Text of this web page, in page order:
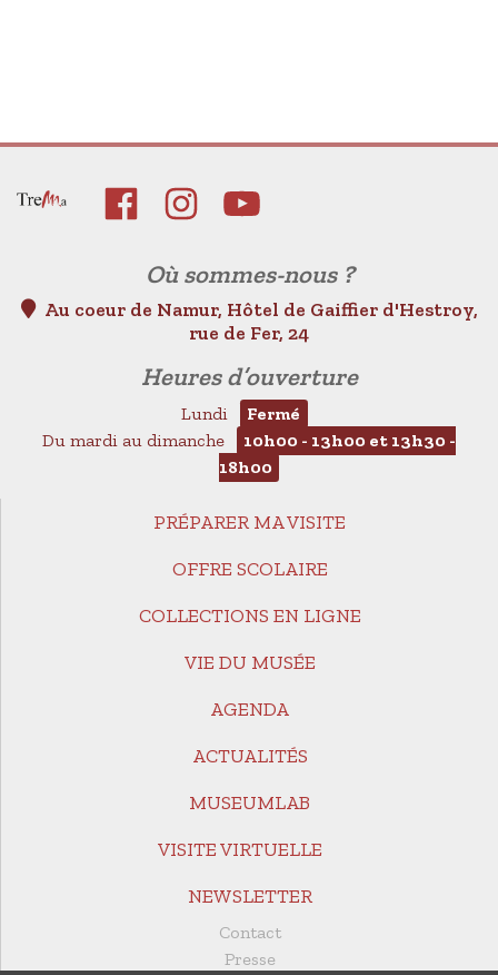
Où sommes-nous ?
Au coeur de Namur, Hôtel de Gaiffier d'Hestroy,
rue de Fer, 24
Heures d’ouverture
Lundi
Fermé
Du mardi au dimanche
10h00 - 13h00 et 13h30 -
18h00
PRÉPARER MA VISITE
OFFRE SCOLAIRE
COLLECTIONS EN LIGNE
VIE DU MUSÉE
AGENDA
ACTUALITÉS
MUSEUMLAB
VISITE VIRTUELLE
NEWSLETTER
Contact
Presse